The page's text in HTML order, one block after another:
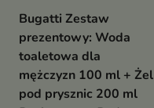
Bugatti Zestaw
prezentowy: Woda
toaletowa dla
mężczyzn 100 ml + Żel
pod prysznic 200 ml